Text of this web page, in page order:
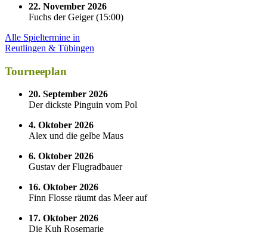
22. November 2026
Fuchs der Geiger(15:00)
Alle Spieltermine in
Reutlingen & Tübingen
Tourneeplan
20. September 2026
Der dickste Pinguin vom Pol
4. Oktober 2026
Alex und die gelbe Maus
6. Oktober 2026
Gustav der Flugradbauer
16. Oktober 2026
Finn Flosse räumt das Meer auf
17. Oktober 2026
Die Kuh Rosemarie